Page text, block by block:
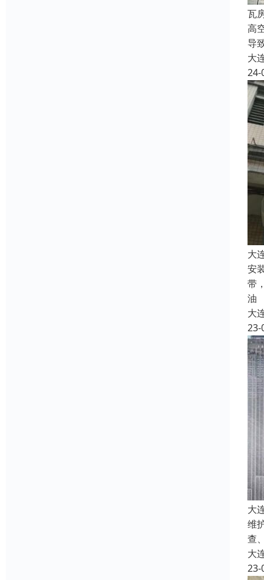
瓦
高
导
大
24-
大
安
带
油
大
23-
大
维
查
大
23-